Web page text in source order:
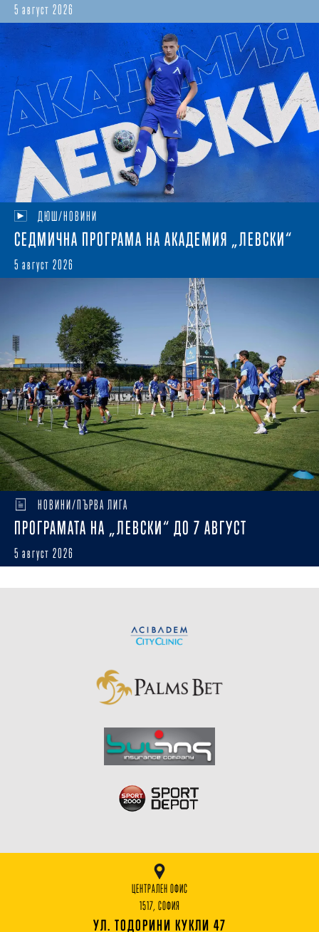
5 август 2026
ДЮШ/НОВИНИ
СЕДМИЧНА ПРОГРАМА НА АКАДЕМИЯ „ЛЕВСКИ“
5 август 2026
НОВИНИ/ПЪРВА ЛИГА
ПРОГРАМАТА НА „ЛЕВСКИ“ ДО 7 АВГУСТ
5 август 2026
ЦЕНТРАЛЕН ОФИС
1517, СОФИЯ
УЛ. ТОДОРИНИ КУКЛИ 47